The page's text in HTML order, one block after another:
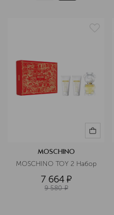
MOSCHINO
MOSCHINO TOY 2 Набор
7 664 ¤
9 580 ¤